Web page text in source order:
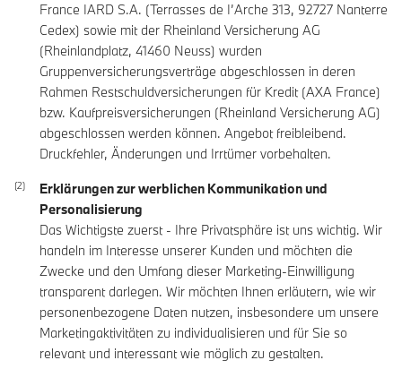
France IARD S.A. (Terrasses de I’Arche 313, 92727 Nanterre
Cedex) sowie mit der Rheinland Versicherung AG
(Rheinlandplatz, 41460 Neuss) wurden
Gruppenversicherungsverträge abgeschlossen in deren
Rahmen Restschuldversicherungen für Kredit (AXA France)
bzw. Kaufpreisversicherungen (Rheinland Versicherung AG)
abgeschlossen werden können. Angebot freibleibend.
Druckfehler, Änderungen und Irrtümer vorbehalten.
Erklärungen zur werblichen Kommunikation und
Personalisierung
Das Wichtigste zuerst - Ihre Privatsphäre ist uns wichtig. Wir
handeln im Interesse unserer Kunden und möchten die
Zwecke und den Umfang dieser Marketing-Einwilligung
transparent darlegen. Wir möchten Ihnen erläutern, wie wir
personenbezogene Daten nutzen, insbesondere um unsere
Marketingaktivitäten zu individualisieren und für Sie so
relevant und interessant wie möglich zu gestalten.